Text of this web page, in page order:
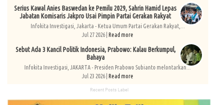
Serius Kawal Anies Baswedan ke Pemilu 2029, Sahrin Hamid Lepas
Jabatan Komisaris Jakpro Usai Pimpin Partai Gerakan Rakyat
Infokita Investigasi, Jakarta - Ketua Umum Partai Gerakan Rakyat,...
Jul 27 2026 | Read more
Sebut Ada 3 Kancil Politik Indonesia, Prabowo: Kalau Berkumpul,
Bahaya
Infokita Investigasi, JAKARTA - Presiden Prabowo Subianto melontarkan...
Jul 23 2026 | Read more
Recent Posts Label